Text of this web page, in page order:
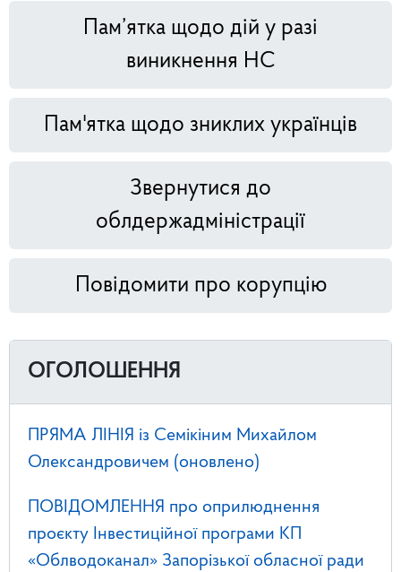
Пам’ятка щодо дій у разі
виникнення НС
Пам'ятка щодо зниклих українців
Звернутися до
облдержадміністрації
Повідомити про корупцію
ОГОЛОШЕННЯ
ПРЯМА ЛІНІЯ із Семікіним Михайлом
Олександровичем (оновлено)
ПОВІДОМЛЕННЯ про оприлюднення
проєкту Інвестиційної програми КП
«Облводоканал» Запорізької обласної ради